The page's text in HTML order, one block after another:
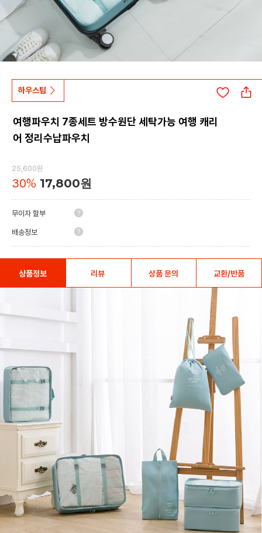
하우스팁
여행파우치 7종세트 방수원단 세탁가능 여행 캐리
어 정리수납파우치
25,600원
30% 17,800원
무이자 할부
배송정보
상품정보 리뷰 상품 문의 교환/반품